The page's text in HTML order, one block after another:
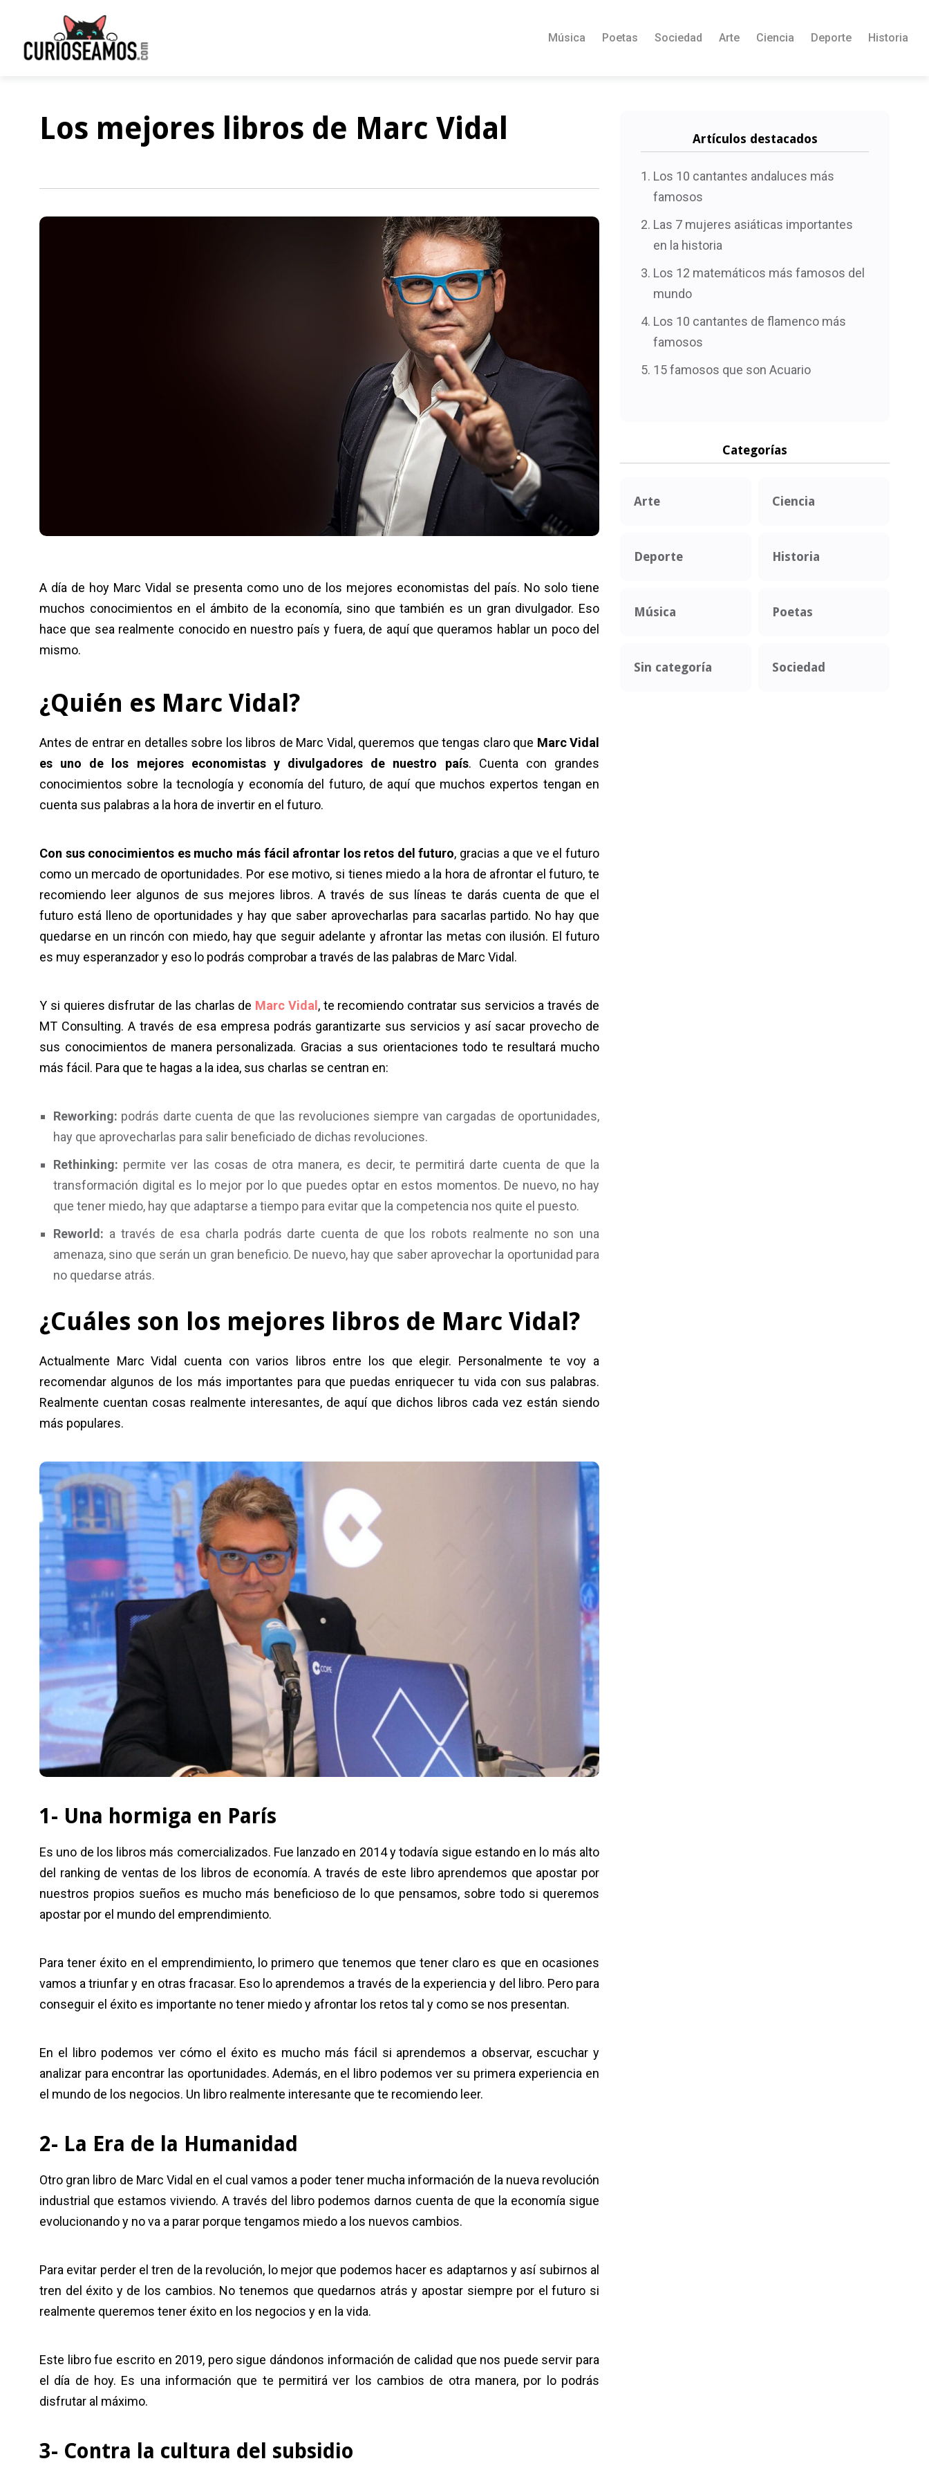
Música Poetas Sociedad Arte Ciencia Deporte Historia
Los mejores libros de Marc Vidal
A día de hoy Marc Vidal se presenta como uno de los mejores economistas del país. No solo tiene
muchos conocimientos en el ámbito de la economía, sino que también es un gran divulgador. Eso
hace que sea realmente conocido en nuestro país y fuera, de aquí que queramos hablar un poco del
mismo.
¿Quién es Marc Vidal?
Antes de entrar en detalles sobre los libros de Marc Vidal, queremos que tengas claro que Marc Vidal
es uno de los mejores economistas y divulgadores de nuestro país. Cuenta con grandes
conocimientos sobre la tecnología y economía del futuro, de aquí que muchos expertos tengan en
cuenta sus palabras a la hora de invertir en el futuro.
Con sus conocimientos es mucho más fácil afrontar los retos del futuro, gracias a que ve el futuro
como un mercado de oportunidades. Por ese motivo, si tienes miedo a la hora de afrontar el futuro, te
recomiendo leer algunos de sus mejores libros. A través de sus líneas te darás cuenta de que el
futuro está lleno de oportunidades y hay que saber aprovecharlas para sacarlas partido. No hay que
quedarse en un rincón con miedo, hay que seguir adelante y afrontar las metas con ilusión. El futuro
es muy esperanzador y eso lo podrás comprobar a través de las palabras de Marc Vidal.
Y si quieres disfrutar de las charlas de Marc Vidal , te recomiendo contratar sus servicios a través de
MT Consulting. A través de esa empresa podrás garantizarte sus servicios y así sacar provecho de
sus conocimientos de manera personalizada. Gracias a sus orientaciones todo te resultará mucho
más fácil. Para que te hagas a la idea, sus charlas se centran en:
Reworking: podrás darte cuenta de que las revoluciones siempre van cargadas de oportunidades,
hay que aprovecharlas para salir beneficiado de dichas revoluciones.
Rethinking: permite ver las cosas de otra manera, es decir, te permitirá darte cuenta de que la
transformación digital es lo mejor por lo que puedes optar en estos momentos. De nuevo, no hay
que tener miedo, hay que adaptarse a tiempo para evitar que la competencia nos quite el puesto.
Reworld: a través de esa charla podrás darte cuenta de que los robots realmente no son una
amenaza, sino que serán un gran beneficio. De nuevo, hay que saber aprovechar la oportunidad para
no quedarse atrás.
¿Cuáles son los mejores libros de Marc Vidal?
Actualmente Marc Vidal cuenta con varios libros entre los que elegir. Personalmente te voy a
recomendar algunos de los más importantes para que puedas enriquecer tu vida con sus palabras.
Realmente cuentan cosas realmente interesantes, de aquí que dichos libros cada vez están siendo
más populares.
1- Una hormiga en París
Es uno de los libros más comercializados. Fue lanzado en 2014 y todavía sigue estando en lo más alto
del ranking de ventas de los libros de economía. A través de este libro aprendemos que apostar por
nuestros propios sueños es mucho más beneficioso de lo que pensamos, sobre todo si queremos
apostar por el mundo del emprendimiento.
Para tener éxito en el emprendimiento, lo primero que tenemos que tener claro es que en ocasiones
vamos a triunfar y en otras fracasar. Eso lo aprendemos a través de la experiencia y del libro. Pero para
conseguir el éxito es importante no tener miedo y afrontar los retos tal y como se nos presentan.
En el libro podemos ver cómo el éxito es mucho más fácil si aprendemos a observar, escuchar y
analizar para encontrar las oportunidades. Además, en el libro podemos ver su primera experiencia en
el mundo de los negocios. Un libro realmente interesante que te recomiendo leer.
2- La Era de la Humanidad
Otro gran libro de Marc Vidal en el cual vamos a poder tener mucha información de la nueva revolución
industrial que estamos viviendo. A través del libro podemos darnos cuenta de que la economía sigue
evolucionando y no va a parar porque tengamos miedo a los nuevos cambios.
Para evitar perder el tren de la revolución, lo mejor que podemos hacer es adaptarnos y así subirnos al
tren del éxito y de los cambios. No tenemos que quedarnos atrás y apostar siempre por el futuro si
realmente queremos tener éxito en los negocios y en la vida.
Este libro fue escrito en 2019, pero sigue dándonos información de calidad que nos puede servir para
el día de hoy. Es una información que te permitirá ver los cambios de otra manera, por lo podrás
disfrutar al máximo.
3- Contra la cultura del subsidio
Artículos destacados
Los 10 cantantes andaluces más
famosos
Las 7 mujeres asiáticas importantes
en la historia
Los 12 matemáticos más famosos del
mundo
Los 10 cantantes de flamenco más
famosos
15 famosos que son Acuario
Categorías
Arte Ciencia
Deporte Historia
Música Poetas
Sin categoría Sociedad